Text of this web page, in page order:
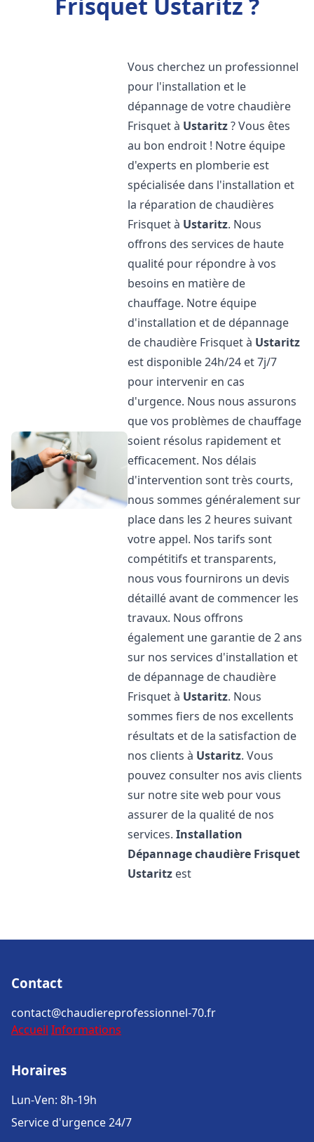
Vous cherchez un professionnel
pour l'installation et le
dépannage de votre chaudière
Frisquet à Ustaritz? Vous êtes
au bon endroit ! Notre équipe
d'experts en plomberie est
spécialisée dans l'installation et
la réparation de chaudières
Frisquet à Ustaritz. Nous
offrons des services de haute
qualité pour répondre à vos
besoins en matière de
chauffage. Notre équipe
d'installation et de dépannage
de chaudière Frisquet à Ustaritz
est disponible 24h/24 et 7j/7
pour intervenir en cas
d'urgence. Nous nous assurons
que vos problèmes de chauffage
soient résolus rapidement et
efficacement. Nos délais
d'intervention sont très courts,
nous sommes généralement sur
place dans les 2 heures suivant
votre appel. Nos tarifs sont
compétitifs et transparents,
nous vous fournirons un devis
détaillé avant de commencer les
travaux. Nous offrons
également une garantie de 2 ans
sur nos services d'installation et
de dépannage de chaudière
Frisquet à Ustaritz. Nous
sommes fiers de nos excellents
résultats et de la satisfaction de
nos clients à Ustaritz. Vous
pouvez consulter nos avis clients
sur notre site web pour vous
assurer de la qualité de nos
services.Installation
Dépannage chaudière Frisquet
Ustaritz est
Contact
contact@chaudiereprofessionnel-70.fr
Accueil Informations
Horaires
Lun-Ven: 8h-19h
Service d'urgence 24/7